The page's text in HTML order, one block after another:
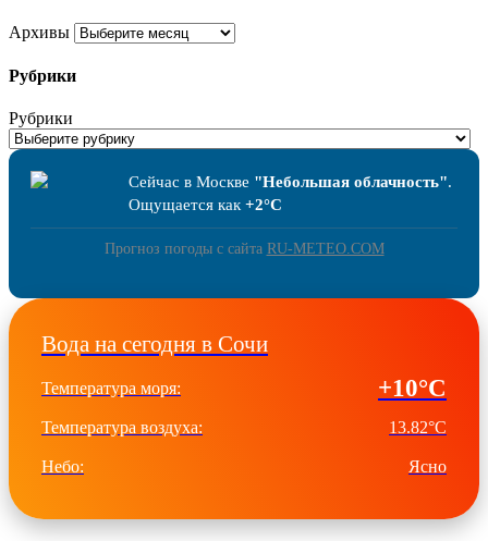
Архивы
Рубрики
Рубрики
Сейчас в Москве "Небольшая облачность".
Ощущается как+2°C
Прогноз погоды с сайта RU-METEO.COM
Вода на сегодня в Сочи
Температура моря: +10°C
Температура воздуха: 13.82°C
Небо: Ясно